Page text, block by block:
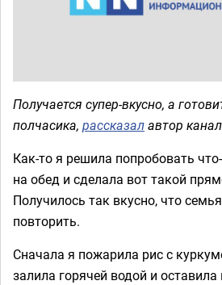
Получается супер-вкусно, а
полчасика, рассказалавтор
Как-то я решила попробовать
на обед и сделала вот такой
Получилось так вкусно, что
повторить.
Сначала я пожарила рис с
залила горячей водой и